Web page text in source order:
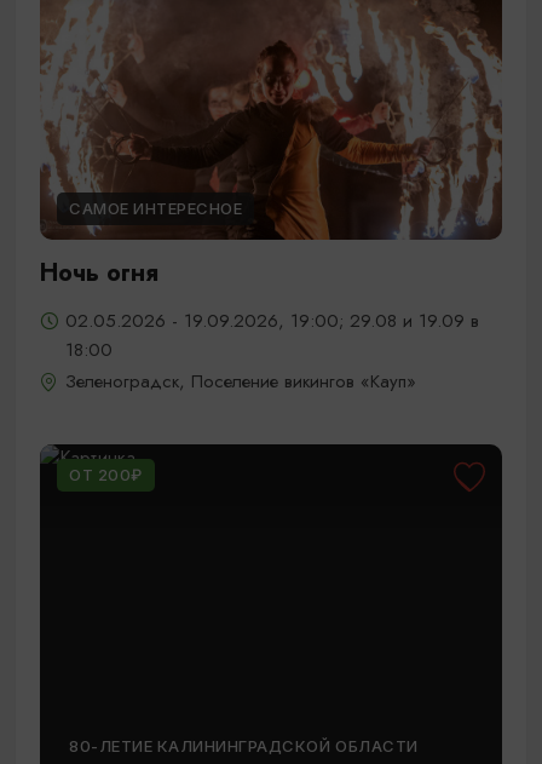
САМОЕ ИНТЕРЕСНОЕ
Ночь огня
02.05.2026 - 19.09.2026, 19:00; 29.08 и 19.09 в
18:00
Зеленоградск, Поселение викингов «Кауп»
ОТ 200₽
80-ЛЕТИЕ КАЛИНИНГРАДСКОЙ ОБЛАСТИ